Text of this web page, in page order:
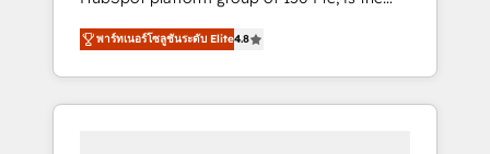
Architecture, Onboarding , Data Migration,
Custom Integration & Platform Enablement -
Onboarded over 500 businesses to HubSpot
-Top 1% of partners worldwide -In-house
trusted Elite HubSpot CRM Partner offering
you a roadmap on maximizing EBITDA and
achieving Commercial Excellence. With our
targeted processes, we strengthen your
พาร์ทเนอร์โซลูชันระดับ Elite4.8